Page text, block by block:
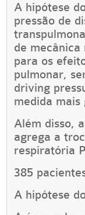
A hipótese
pressão de
de
para os
pulmonar,
driving
medida mais
Além disso,
agrega a
respiratória
385
A hipótese